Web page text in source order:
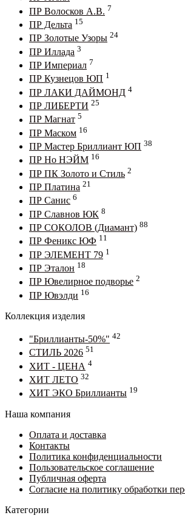
ПР Волосков А.В. 7
ПР Дельта 15
ПР Золотые Узоры 24
ПР Иллада 3
ПР Империал 7
ПР Кузнецов ЮП 1
ПР ЛАКИ ДАЙМОНД 4
ПР ЛИБЕРТИ 25
ПР Магнат 5
ПР Маском 16
ПР Мастер Бриллиант ЮП 38
ПР Но НЭЙМ 16
ПР ПК Золото и Стиль 2
ПР Платина 21
ПР Санис 6
ПР Славнов ЮК 8
ПР СОКОЛОВ (Диамант) 88
ПР Феникс ЮФ 11
ПР ЭЛЕМЕНТ 79 1
ПР Эталон 18
ПР Ювелирное подворье 2
ПР Ювэлди 16
Коллекция изделия
"Бриллианты-50%" 42
СТИЛЬ 2026 51
ХИТ - ЦЕНА 4
ХИТ ЛЕТО 32
ХИТ ЭКО Бриллианты 19
Наша компания
Оплата и доставка
Контакты
Политика конфиденциальности
Пользовательское соглашение
Публичная оферта
Согласие на политику обработки
Категории